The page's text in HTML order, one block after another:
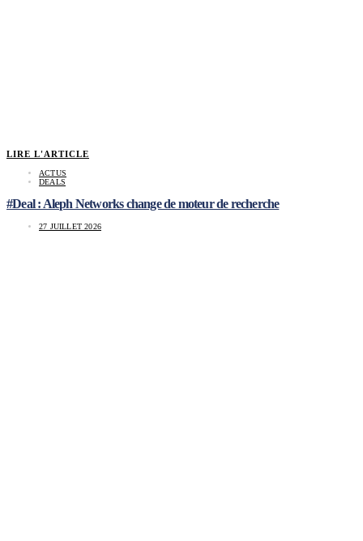
LIRE L'ARTICLE
ACTUS
DEALS
#Deal : Aleph Networks change de moteur de recherche
27 JUILLET 2026